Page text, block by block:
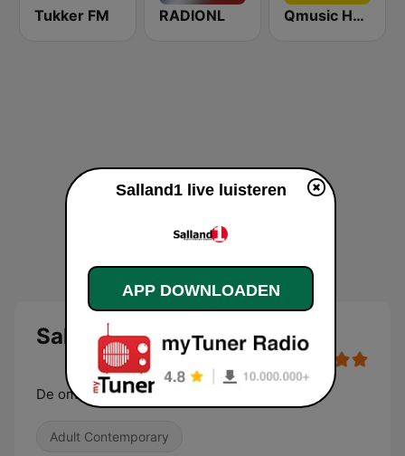
Tukker FM RADIONL Qmusic Het Foute Uur
Salland1
De omroep voor Salland
Adult Contemporary
Salland1 live luisteren
APP DOWNLOADEN